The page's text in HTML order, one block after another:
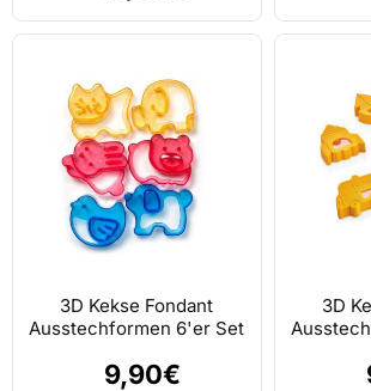
3D Kekse Fondant
Ausstechformen 6'er Set
9,90€
3D